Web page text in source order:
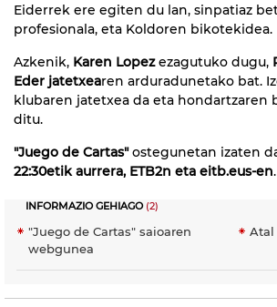
Eiderrek ere egiten du lan, sinpatiaz
profesionala, eta Koldoren bikotekidea.
Azkenik, Karen Lopezezagutuko dugu,
Eder jatetxearen arduradunetako bat.
klubaren jatetxea da eta hondartzaren
ditu.
"Juego de Cartas"ostegunetan izaten
22:30etik aurrera, ETB2n eta eitb.eus-en.
INFORMAZIO GEHIAGO(2)
"Juego de Cartas" saioaren
webgunea
Atal